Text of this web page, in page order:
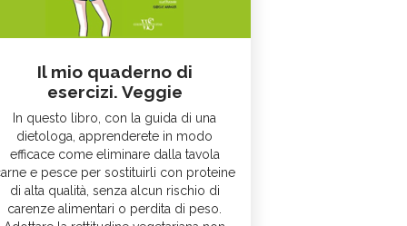
Il mio quaderno di
esercizi. Veggie
In questo libro, con la guida di una
dietologa, apprenderete in modo
efficace come eliminare dalla tavola
e pesce per sostituirli con proteine
di alta qualità, senza alcun rischio di
carenze alimentari o perdita di peso.